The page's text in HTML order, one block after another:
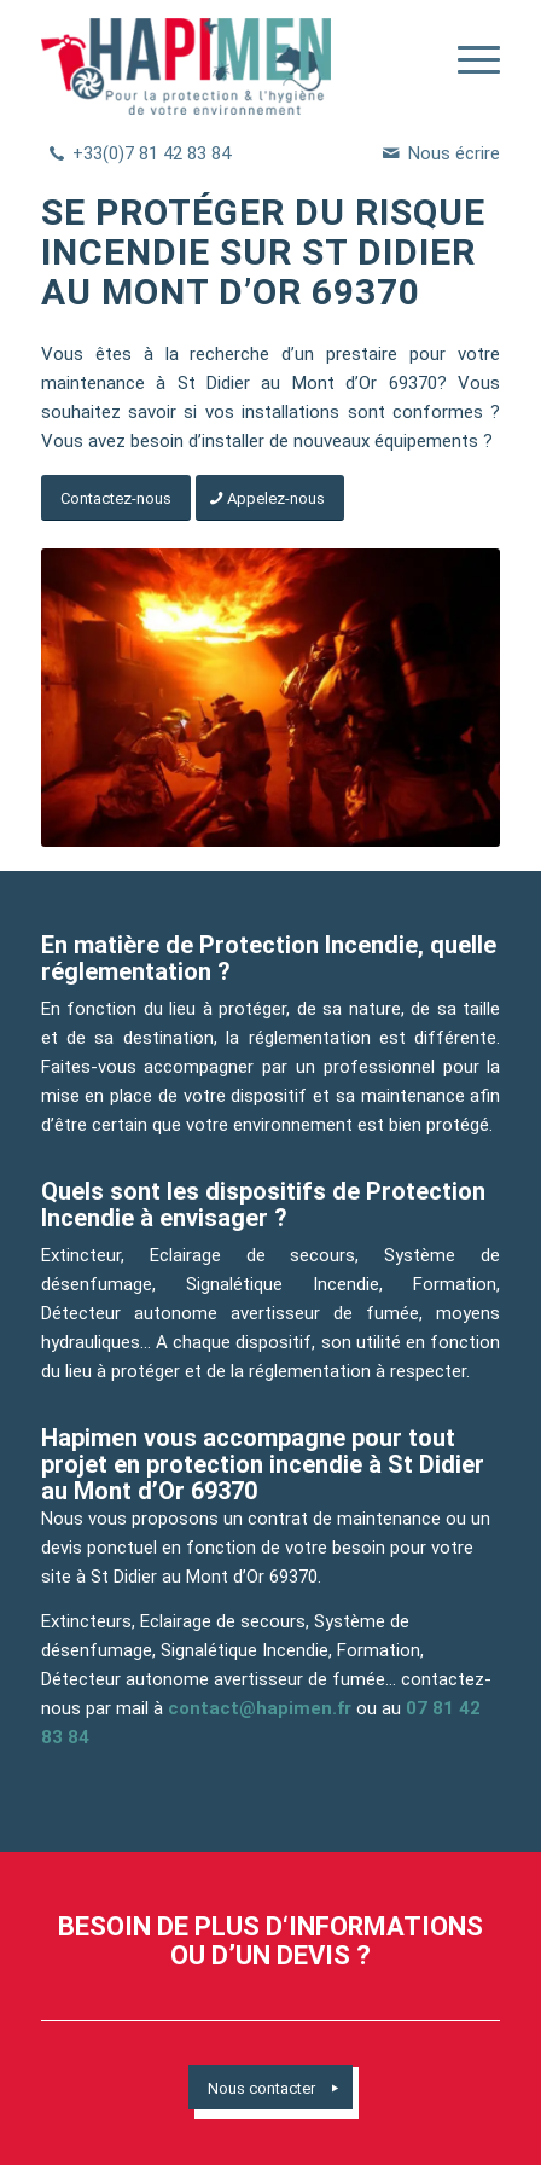
+33(0)7 81 42 83 84 Nous écrire
SE PROTÉGER DU RISQUE
INCENDIE SUR ST DIDIER
AU MONT D’OR 69370
Vous êtes à la recherche d’un prestaire pour votre
maintenance à St Didier au Mont d’Or 69370? Vous
souhaitez savoir si vos installations sont conformes ?
Vous avez besoin d’installer de nouveaux équipements ?
Contactez-nous Appelez-nous
En matière de Protection Incendie, quelle
réglementation ?
En fonction du lieu à protéger, de sa nature, de sa taille
et de sa destination, la réglementation est différente.
Faites-vous accompagner par un professionnel pour la
mise en place de votre dispositif et sa maintenance afin
d’être certain que votre environnement est bien protégé.
Quels sont les dispositifs de Protection
Incendie à envisager ?
Extincteur, Eclairage de secours, Système de
désenfumage, Signalétique Incendie, Formation,
Détecteur autonome avertisseur de fumée, moyens
hydrauliques… A chaque dispositif, son utilité en fonction
du lieu à protéger et de la réglementation à respecter.
Hapimen vous accompagne pour tout
projet en protection incendie à St Didier
au Mont d’Or 69370
Nous vous proposons un contrat de maintenance ou un
devis ponctuel en fonction de votre besoin pour votre
site à St Didier au Mont d’Or 69370.
Extincteurs, Eclairage de secours, Système de
désenfumage, Signalétique Incendie, Formation,
Détecteur autonome avertisseur de fumée… contactez-
nous par mail à contact@hapimen.frou au 07 81 42
83 84
BESOIN DE PLUS D‘INFORMATIONS
OU D’UN DEVIS ?
Nous contacter